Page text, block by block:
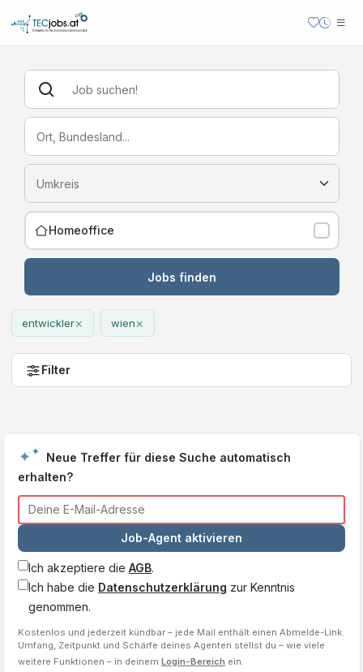
Homeoffice
Jobs finden
entwickler× wien×
Filter
Neue Treffer für diese Suche automatisch
erhalten?
Job-Agent aktivieren
Ich akzeptiere die AGB.
Ich habe die Datenschutzerklärung zur Kenntnis
genommen.
Kostenlos und jederzeit kündbar – jede Mail enthält einen Abmelde-Link.
Umfang, Zeitpunkt und Schärfe deines Agenten stellst du – wie viele
weitere Funktionen – in deinem Login-Bereich ein.